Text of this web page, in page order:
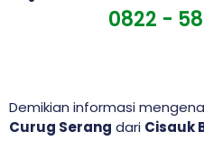
0822 -
Demikian informasi
Curug Serang dari Cisauk